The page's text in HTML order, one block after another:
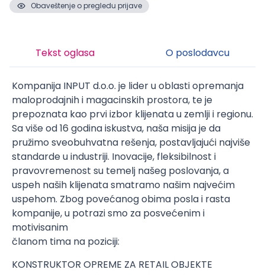
Obaveštenje o pregledu prijave
Tekst oglasa O poslodavcu
Kompanija INPUT d.o.o. je lider u oblasti opremanja
maloprodajnih i magacinskih prostora, te je
prepoznata kao prvi izbor klijenata u zemlji i regionu.
Sa više od 16 godina iskustva, naša misija je da
pružimo sveobuhvatna rešenja, postavljajući najviše
standarde u industriji. Inovacije, fleksibilnost i
pravovremenost su temelj našeg poslovanja, a
uspeh naših klijenata smatramo našim najvećim
uspehom. Zbog povećanog obima posla i rasta
kompanije, u potrazi smo za posvećenim i
motivisanim
članom tima na poziciji:
KONSTRUKTOR OPREME ZA RETAIL OBJEKTE